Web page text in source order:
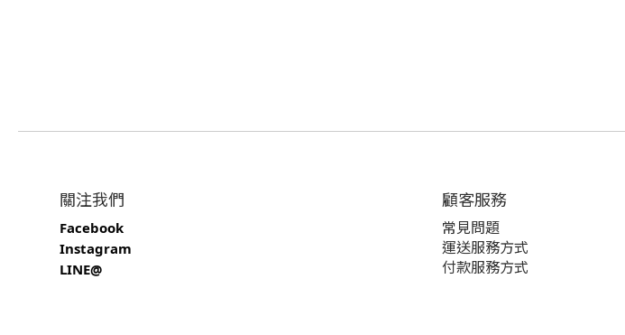
關注我們
Facebook
Instagram
LINE@
顧客服務
常見問題
運送服務方式
付款服務方式